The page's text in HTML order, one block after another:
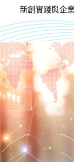
新創實踐與企